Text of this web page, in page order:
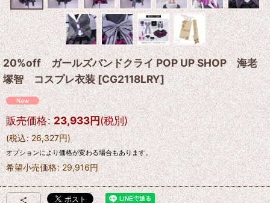
20%off ガールズバンドクライ POP UP SHOP 海老
塚智 コスプレ衣装[CG2118LRY]
販売価格: 23,933円(税別)
(税込: 26,327円)
オプションにより価格が変わる場合もあります。
希望小売価格: 29,916円